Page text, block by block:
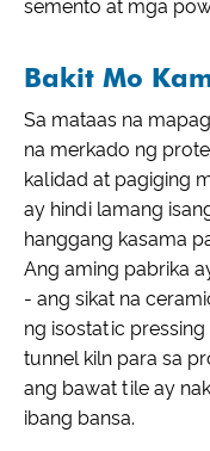
semento at mga
Bakit Mo
Sa mataas na
na merkado ng
kalidad at pagiging
ay hindi lamang
hanggang kasama
Ang aming pabrika
- ang sikat na
ng isostatic
tunnel kiln para sa
ang bawat tile ay
ibang bansa.